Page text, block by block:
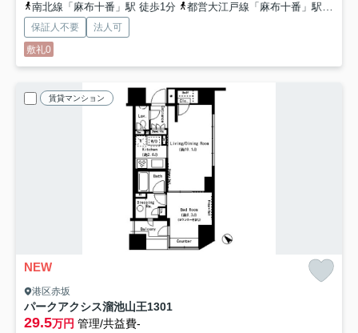
南北線「麻布十番」駅 徒歩1分
都営大江戸線「麻布十番」駅 徒歩1分
保証人不要
法人可
敷礼0
賃貸マンション
NEW
港区赤坂
パークアクシス溜池山王1301
29.5万円 管理/共益費-